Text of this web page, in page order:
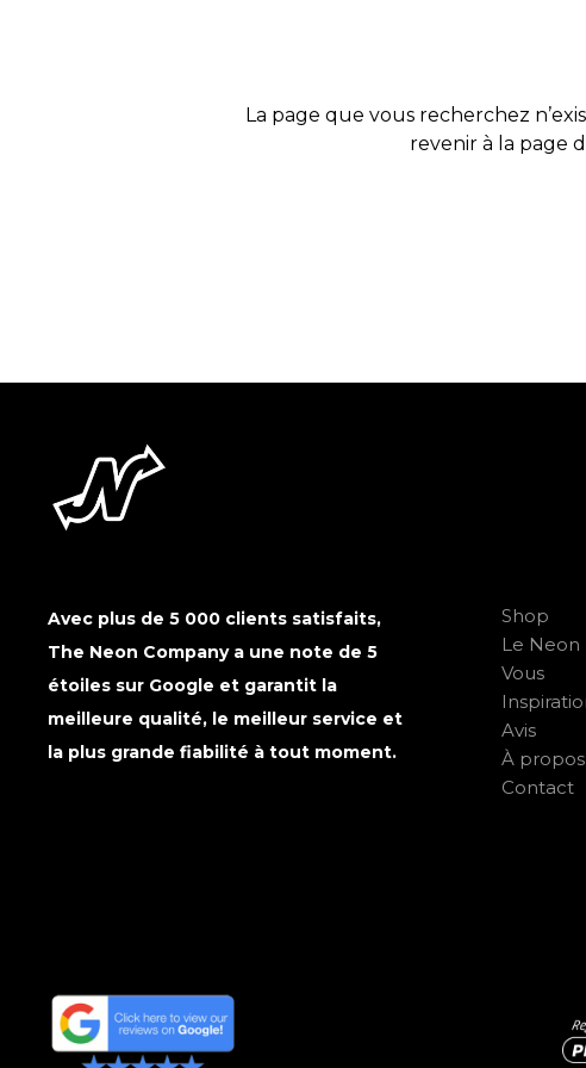
La page que vous recherchez
revenir à la page
Avec plus de 5 000 clients satisfaits,
The Neon Company a une note de 5
étoiles sur Google et garantit la
meilleure qualité, le meilleur service et
la plus grande fiabilité à tout moment.
Shop
Le Neon
Vous
Avis
À
Contact